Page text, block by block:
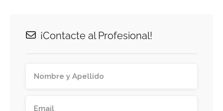
¡Contacte al Profesional!